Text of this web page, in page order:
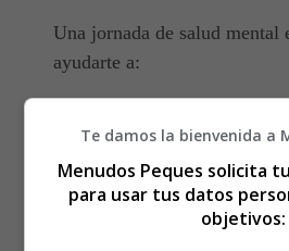
Una jornada de salud mental
ayudarte a:
Controlar tus emociones
Relajarte
Reajustar tus perspectivas
Te damos la bienvenida a
Menudos Peques solicita
para usar tus datos
objetivos: